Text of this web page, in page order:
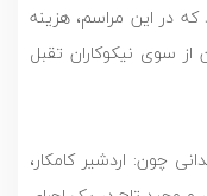
در این مراسم، هزینه
سرطان از سوی نیکوکاران تقبل
چون: اردشیر کامکار،